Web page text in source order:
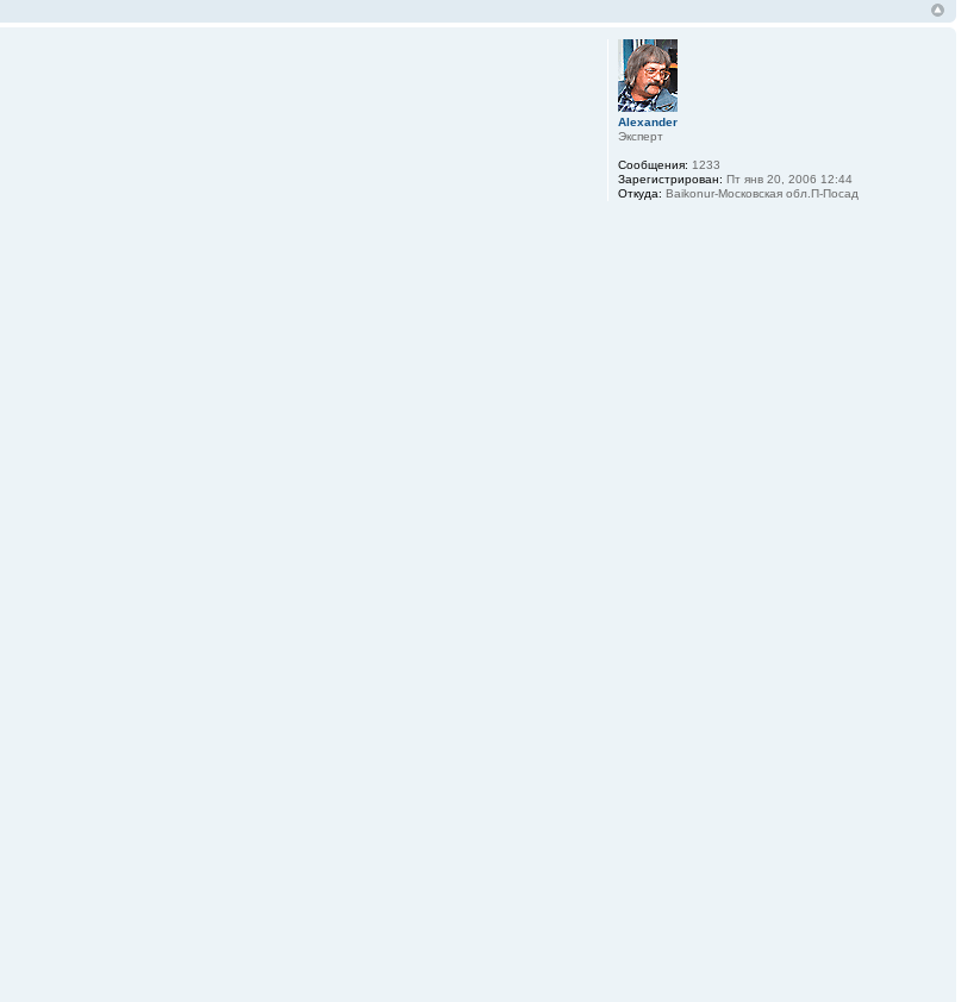
Alexander
Эксперт
Сообщения: 1233
Зарегистрирован: Пт янв 20, 2006 12:44
Откуда: Baikonur-Московская обл.П-Посад